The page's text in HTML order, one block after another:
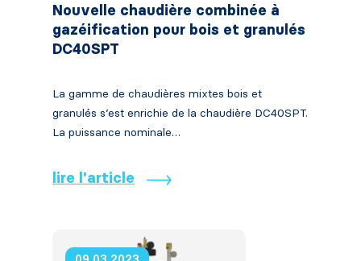
Nouvelle chaudière combinée à
gazéification pour bois et granulés
DC40SPT
La gamme de chaudières mixtes bois et
granulés s’est enrichie de la chaudière DC40SPT.
La puissance nominale…
lire l'article